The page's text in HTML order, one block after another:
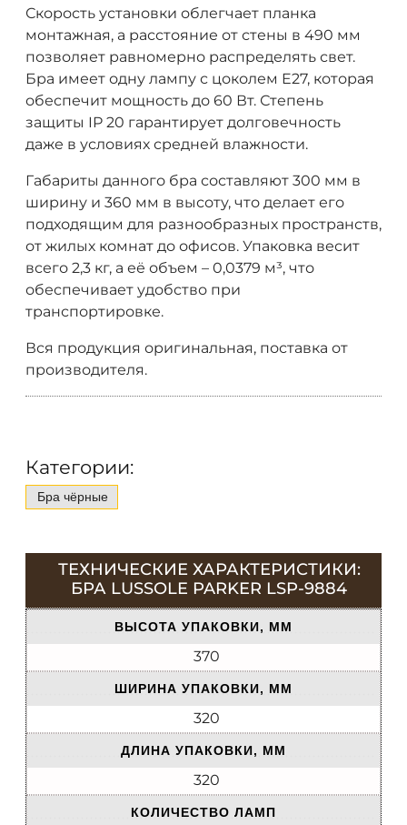
Скорость установки облегчает планка
монтажная, а расстояние от стены в 490 мм
позволяет равномерно распределять свет.
Бра имеет одну лампу с цоколем E27, которая
обеспечит мощность до 60 Вт. Степень
защиты IP 20 гарантирует долговечность
даже в условиях средней влажности.
Габариты данного бра составляют 300 мм в
ширину и 360 мм в высоту, что делает его
подходящим для разнообразных пространств,
от жилых комнат до офисов. Упаковка весит
всего 2,3 кг, а её объем – 0,0379 м³, что
обеспечивает удобство при
транспортировке.
Вся продукция оригинальная, поставка от
производителя.
Категории:
Бра чёрные
ТЕХНИЧЕСКИЕ ХАРАКТЕРИСТИКИ:
БРА LUSSOLE PARKER LSP-9884
ВЫСОТА УПАКОВКИ, ММ
370
ШИРИНА УПАКОВКИ, ММ
320
ДЛИНА УПАКОВКИ, ММ
320
КОЛИЧЕСТВО ЛАМП